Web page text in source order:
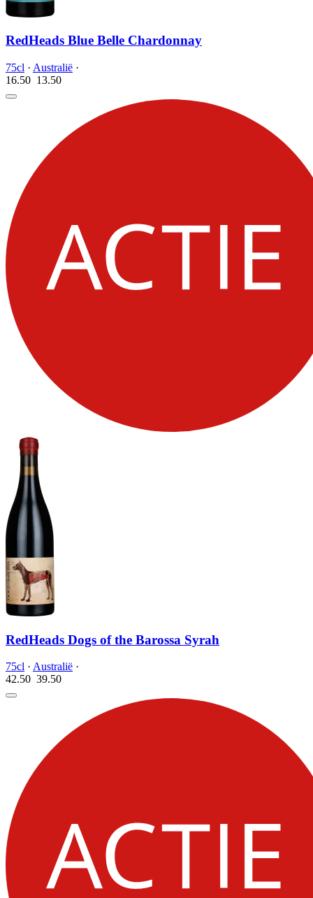
RedHeads Blue Belle Chardonnay
75cl · Australië ·
16.50 13.50
RedHeads Dogs of the Barossa Syrah
75cl · Australië ·
42.50 39.50